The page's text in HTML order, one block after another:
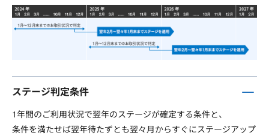
ステージ判定条件
1年間のご利用状況で翌年のステージが確定する条件と、
条件を満たせば翌年待たずとも翌々月からすぐにステージアップ